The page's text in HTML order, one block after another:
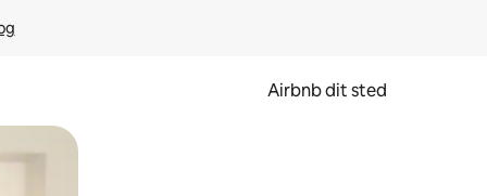
Airbnb dit sted